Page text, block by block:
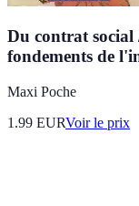
Du contrat social
fondements de
Maxi Poche
1.99 EURVoir le prix